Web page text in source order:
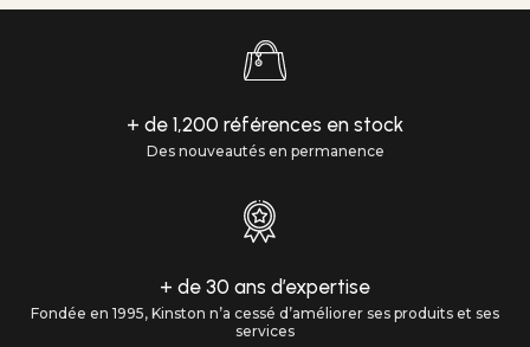
+ de 1,200 références en stock
Des nouveautés en permanence
+ de 30 ans d’expertise
Fondée en 1995, Kinston n’a cessé d’améliorer ses produits et ses
services